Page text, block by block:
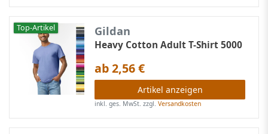
Top-Artikel Gildan
Heavy Cotton Adult T-Shirt 5000
ab 2,56 €
Artikel anzeigen
inkl. ges. MwSt. zzgl.Versandkosten